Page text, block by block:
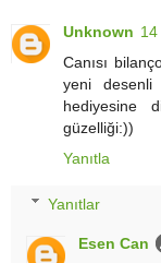
Unknown
Canısı
yeni desenli
hediyesine
güzelliği:))
Yanıtla
Yanıtlar
Esen Can